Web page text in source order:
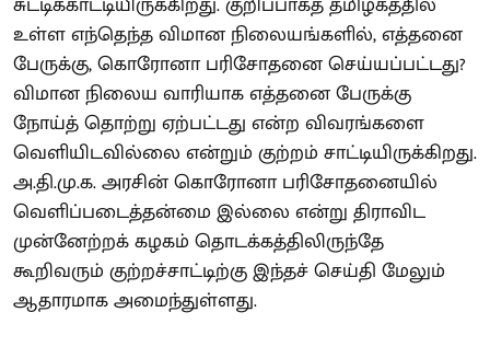
உள்ள எந்தெந்த விமான நிலையங்களில், எத்தனை
பேருக்கு, கொரோனா பரிசோதனை செய்யப்பட்டது?
விமான நிலைய வாரியாக எத்தனை பேருக்கு
நோய்த் தொற்று ஏற்பட்டது என்ற விவரங்களை
வெளியிடவில்லை என்றும் குற்றம் சாட்டியிருக்கிறது.
அ.தி.மு.க. அரசின் கொரோனா பரிசோதனையில்
வெளிப்படைத்தன்மை இல்லை என்று திராவிட
முன்னேற்றக் கழகம் தொடக்கத்திலிருந்தே
கூறிவரும் குற்றச்சாட்டிற்கு இந்தச் செய்தி மேலும்
ஆதாரமாக அமைந்துள்ளது.